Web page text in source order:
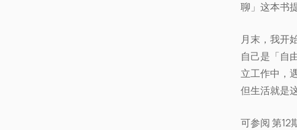
聊」这本书
月末，我开
自己是「自
立工作中，
但生活就是
可参阅 第12